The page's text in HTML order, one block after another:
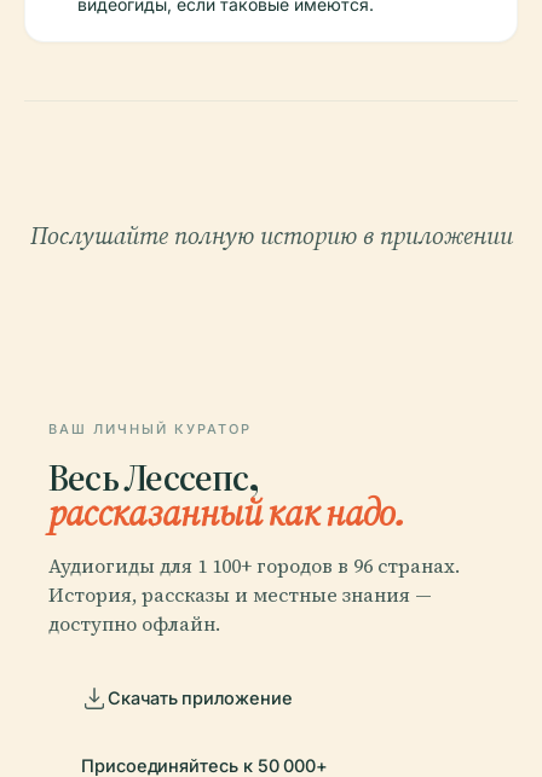
видеогиды, если таковые имеются.
Послушайте полную историю в приложении
ВАШ ЛИЧНЫЙ КУРАТОР
Весь Лессепс,
рассказанный как надо.
Аудиогиды для 1 100+ городов в 96 странах.
История, рассказы и местные знания —
доступно офлайн.
Скачать приложение
Присоединяйтесь к 50 000+